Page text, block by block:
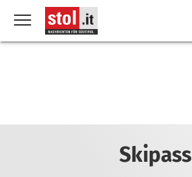
Skipass